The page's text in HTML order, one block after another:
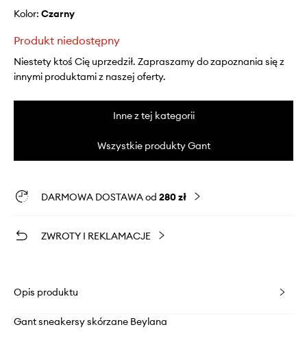
Kolor: czarny
Produkt niedostępny
Niestety ktoś Cię uprzedził. Zapraszamy do zapoznania się z
innymi produktami z naszej oferty.
Inne z tej kategorii
Wszystkie produkty Gant
DARMOWA DOSTAWA od 280 zł
ZWROTY I REKLAMACJE
Opis produktu
Gant sneakersy skórzane Beylana